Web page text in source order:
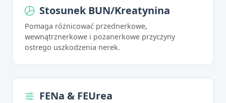
Stosunek BUN/Kreatynina
Pomaga różnicować przednerkowe,
wewnątrznerkowe i pozanerkowe przyczyny
ostrego uszkodzenia nerek.
FENa & FEUrea